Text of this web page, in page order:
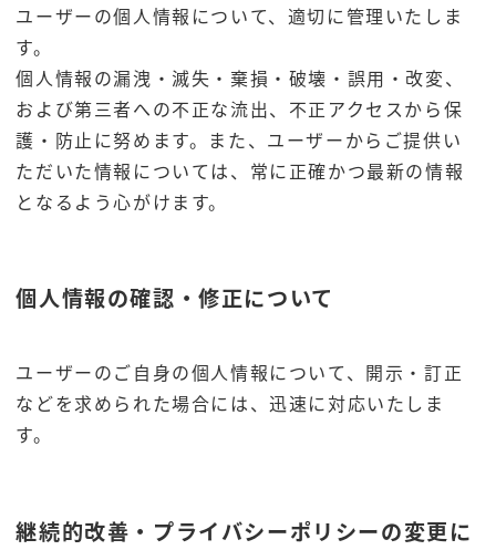
ユーザーの個人情報について、適切に管理いたしま
す。
個人情報の漏洩・滅失・棄損・破壊・誤用・改変、
および第三者への不正な流出、不正アクセスから保
護・防止に努めます。また、ユーザーからご提供い
ただいた情報については、常に正確かつ最新の情報
となるよう心がけます。
個人情報の確認・修正について
ユーザーのご自身の個人情報について、開示・訂正
などを求められた場合には、迅速に対応いたしま
す。
継続的改善・プライバシーポリシーの変更に